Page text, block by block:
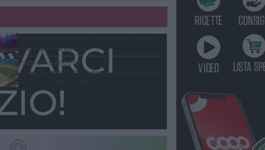
Beni confiscati alla mafia. Nasce il servizio
VENERDÌ 7 AGOSTO
bloccato verso Bari
GIOVEDÌ 6 AGOSTO
Jova Summer Party, nuovi campionamenti